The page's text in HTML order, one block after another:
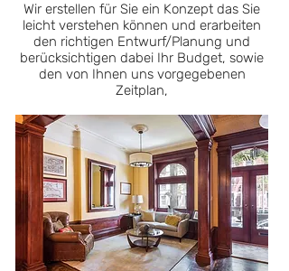
Wir erstellen für Sie ein Konzept das Sie
leicht verstehen können und erarbeiten
den richtigen Entwurf/Planung und
berücksichtigen dabei Ihr Budget, sowie
den von Ihnen uns vorgegebenen
Zeitplan,